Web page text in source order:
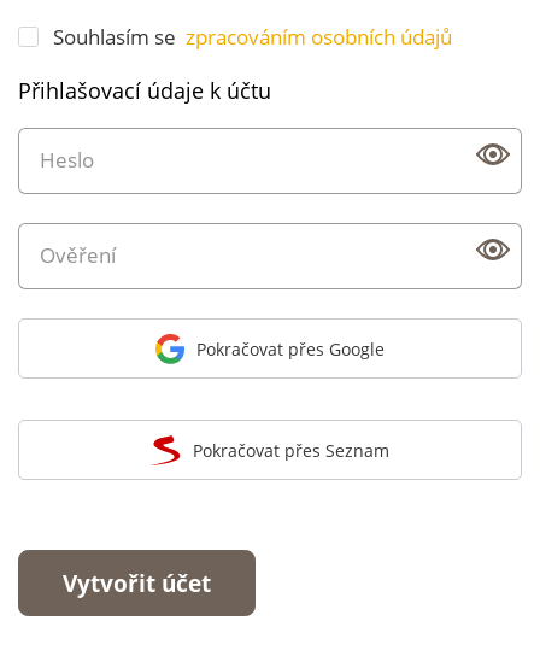
Souhlasím se zpracováním osobních údajů
Přihlašovací údaje k účtu
Heslo
Ověření
Pokračovat přes Google
Pokračovat přes Seznam
Vytvořit účet